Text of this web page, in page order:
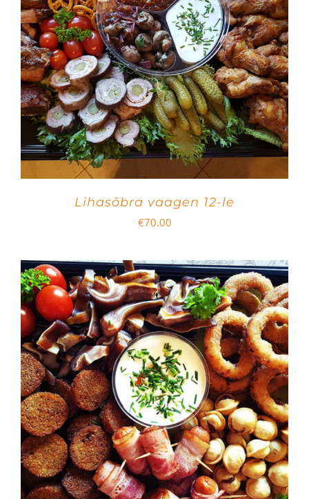
Lihasõbra vaagen 12-le
€70.00